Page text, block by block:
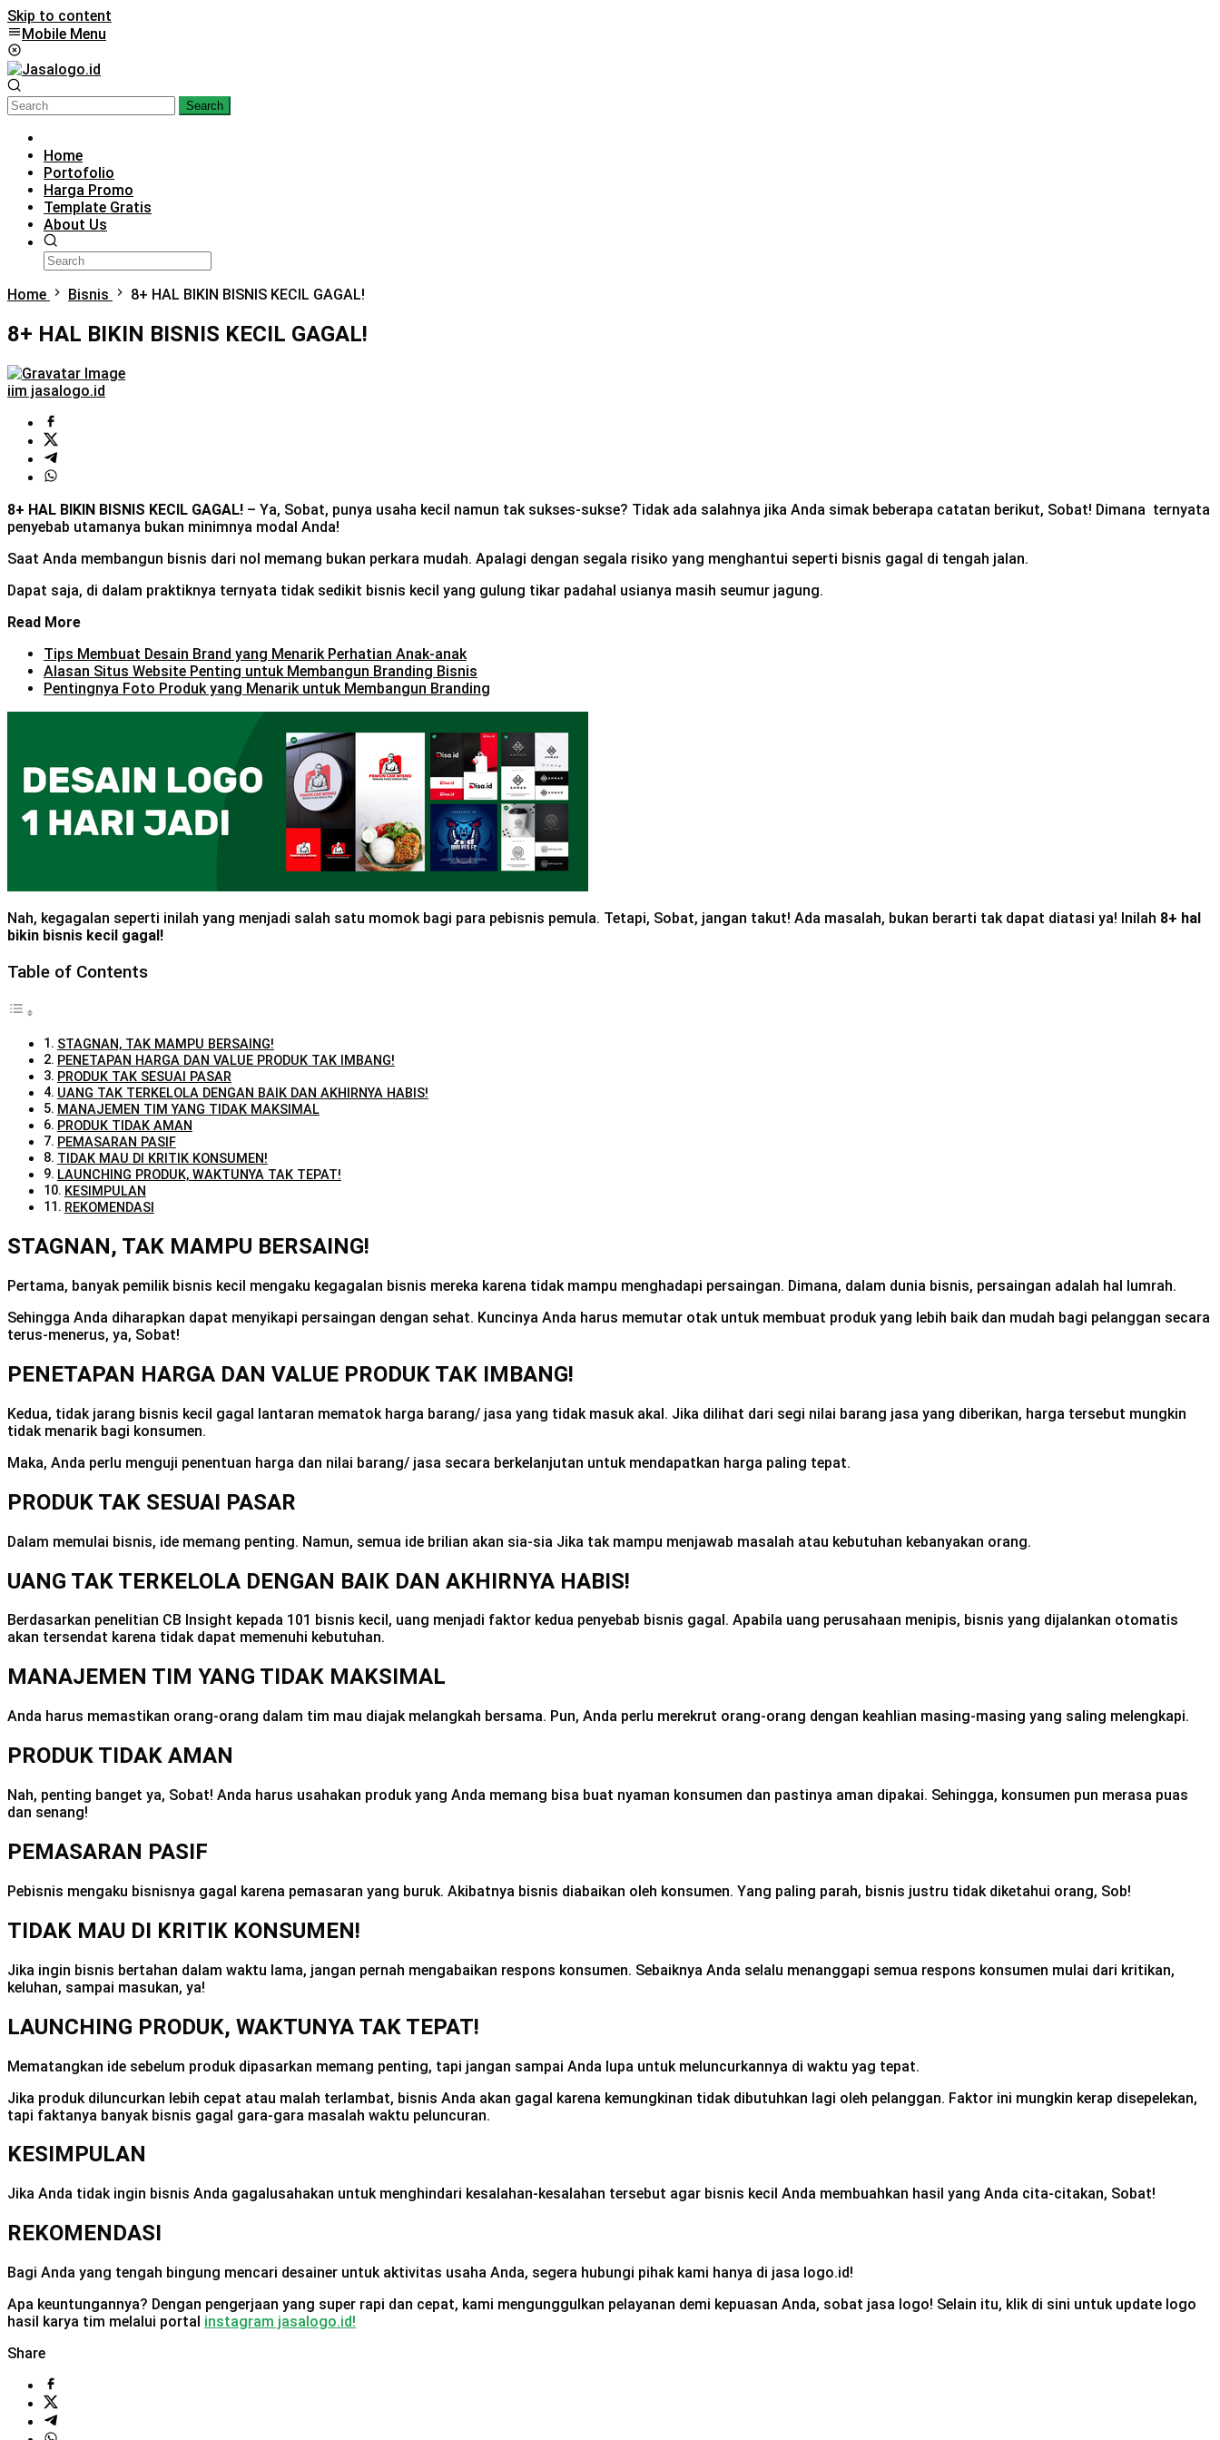
Skip to content
Mobile Menu
Search
Home
Portofolio
Harga Promo
Template Gratis
About Us
Home Bisnis 8+ HAL BIKIN BISNIS KECIL GAGAL!
8+ HAL BIKIN BISNIS KECIL GAGAL!
iim jasalogo.id
8+ HAL BIKIN BISNIS KECIL GAGAL! – Ya, Sobat, punya usaha kecil namun tak sukses-sukse? Tidak ada salahnya jika Anda simak beberapa catatan berikut, Sobat! Dimana ternyata
penyebab utamanya bukan minimnya modal Anda!
Saat Anda membangun bisnis dari nol memang bukan perkara mudah. Apalagi dengan segala risiko yang menghantui seperti bisnis gagal di tengah jalan.
Dapat saja, di dalam praktiknya ternyata tidak sedikit bisnis kecil yang gulung tikar padahal usianya masih seumur jagung.
Read More
Tips Membuat Desain Brand yang Menarik Perhatian Anak-anak
Alasan Situs Website Penting untuk Membangun Branding Bisnis
Pentingnya Foto Produk yang Menarik untuk Membangun Branding
Nah, kegagalan seperti inilah yang menjadi salah satu momok bagi para pebisnis pemula. Tetapi, Sobat, jangan takut! Ada masalah, bukan berarti tak dapat diatasi ya! Inilah 8+ hal
bikin bisnis kecil gagal!
Table of Contents
STAGNAN, TAK MAMPU BERSAING!
PENETAPAN HARGA DAN VALUE PRODUK TAK IMBANG!
PRODUK TAK SESUAI PASAR
UANG TAK TERKELOLA DENGAN BAIK DAN AKHIRNYA HABIS!
MANAJEMEN TIM YANG TIDAK MAKSIMAL
PRODUK TIDAK AMAN
PEMASARAN PASIF
TIDAK MAU DI KRITIK KONSUMEN!
LAUNCHING PRODUK, WAKTUNYA TAK TEPAT!
KESIMPULAN
REKOMENDASI
STAGNAN, TAK MAMPU BERSAING!
Pertama, banyak pemilik bisnis kecil mengaku kegagalan bisnis mereka karena tidak mampu menghadapi persaingan. Dimana, dalam dunia bisnis, persaingan adalah hal lumrah.
Sehingga Anda diharapkan dapat menyikapi persaingan dengan sehat. Kuncinya Anda harus memutar otak untuk membuat produk yang lebih baik dan mudah bagi pelanggan secara
terus-menerus, ya, Sobat!
PENETAPAN HARGA DAN VALUE PRODUK TAK IMBANG!
Kedua, tidak jarang bisnis kecil gagal lantaran mematok harga barang/ jasa yang tidak masuk akal. Jika dilihat dari segi nilai barang jasa yang diberikan, harga tersebut mungkin
tidak menarik bagi konsumen.
Maka, Anda perlu menguji penentuan harga dan nilai barang/ jasa secara berkelanjutan untuk mendapatkan harga paling tepat.
PRODUK TAK SESUAI PASAR
Dalam memulai bisnis, ide memang penting. Namun, semua ide brilian akan sia-sia Jika tak mampu menjawab masalah atau kebutuhan kebanyakan orang.
UANG TAK TERKELOLA DENGAN BAIK DAN AKHIRNYA HABIS!
Berdasarkan penelitian CB Insight kepada 101 bisnis kecil, uang menjadi faktor kedua penyebab bisnis gagal. Apabila uang perusahaan menipis, bisnis yang dijalankan otomatis
akan tersendat karena tidak dapat memenuhi kebutuhan.
MANAJEMEN TIM YANG TIDAK MAKSIMAL
Anda harus memastikan orang-orang dalam tim mau diajak melangkah bersama. Pun, Anda perlu merekrut orang-orang dengan keahlian masing-masing yang saling melengkapi.
PRODUK TIDAK AMAN
Nah, penting banget ya, Sobat! Anda harus usahakan produk yang Anda memang bisa buat nyaman konsumen dan pastinya aman dipakai. Sehingga, konsumen pun merasa puas
dan senang!
PEMASARAN PASIF
Pebisnis mengaku bisnisnya gagal karena pemasaran yang buruk. Akibatnya bisnis diabaikan oleh konsumen. Yang paling parah, bisnis justru tidak diketahui orang, Sob!
TIDAK MAU DI KRITIK KONSUMEN!
Jika ingin bisnis bertahan dalam waktu lama, jangan pernah mengabaikan respons konsumen. Sebaiknya Anda selalu menanggapi semua respons konsumen mulai dari kritikan,
keluhan, sampai masukan, ya!
LAUNCHING PRODUK, WAKTUNYA TAK TEPAT!
Mematangkan ide sebelum produk dipasarkan memang penting, tapi jangan sampai Anda lupa untuk meluncurkannya di waktu yag tepat.
Jika produk diluncurkan lebih cepat atau malah terlambat, bisnis Anda akan gagal karena kemungkinan tidak dibutuhkan lagi oleh pelanggan. Faktor ini mungkin kerap disepelekan,
tapi faktanya banyak bisnis gagal gara-gara masalah waktu peluncuran.
KESIMPULAN
Jika Anda tidak ingin bisnis Anda gagalusahakan untuk menghindari kesalahan-kesalahan tersebut agar bisnis kecil Anda membuahkan hasil yang Anda cita-citakan, Sobat!
REKOMENDASI
Bagi Anda yang tengah bingung mencari desainer untuk aktivitas usaha Anda, segera hubungi pihak kami hanya di jasa logo.id!
Apa keuntungannya? Dengan pengerjaan yang super rapi dan cepat, kami mengunggulkan pelayanan demi kepuasan Anda, sobat jasa logo! Selain itu, klik di sini untuk update logo
hasil karya tim melalui portal instagram jasalogo.id!
Share